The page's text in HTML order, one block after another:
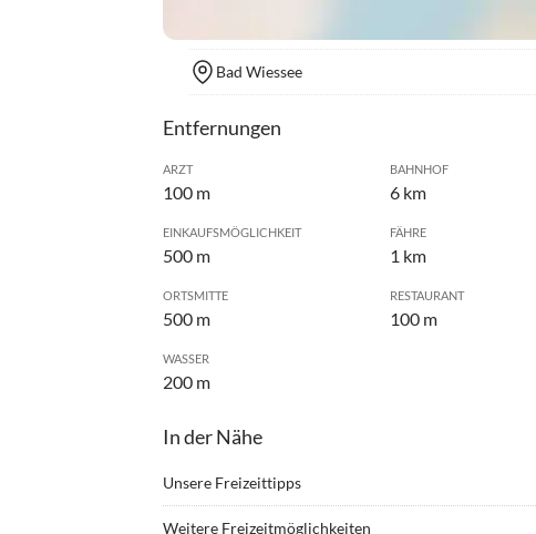
Bad Wiessee
Entfernungen
ARZT
100 m
BAHNHOF
6 km
EINKAUFSMÖGLICHKEIT
500 m
FÄHRE
1 km
ORTSMITTE
500 m
RESTAURANT
100 m
WASSER
200 m
In der Nähe
Unsere Freizeittipps
Weitere Freizeitmöglichkeiten